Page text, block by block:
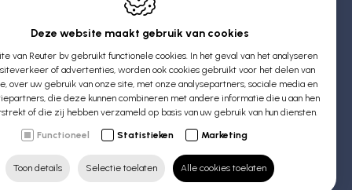
BE 0426 727 348
info@evyssecrets.com
Deze website maakt gebruik van cookies
van Reuter bv gebruikt functionele cookies. In het geval van het analyseren
of advertenties, worden ook cookies gebruikt voor het delen van
over uw gebruik van onze site, met onze analysepartners, sociale media en
die deze kunnen combineren met andere informatie die u aan hen
of die zij hebben verzameld op basis van uw gebruik van hun diensten.
Functioneel Statistieken Marketing
Toon details Selectie toelaten Alle cookies toelaten